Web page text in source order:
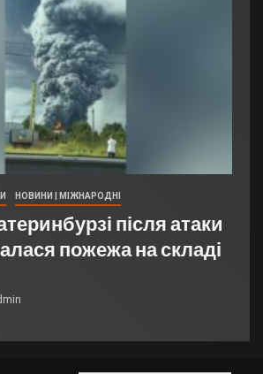
НОВИНИ | МІЖНАРОДНІ
після атаки
пожежа на складі